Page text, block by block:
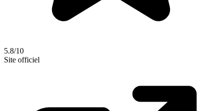
5.8/10
Site officiel